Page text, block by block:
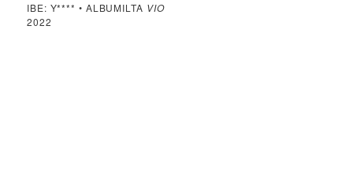
IBE: Y**** • ALBUMILTA VIO
2022